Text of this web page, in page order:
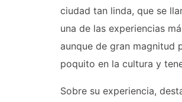
ciudad tan linda, que se
una de las experiencias
aunque de gran magnitud
poquito en la cultura y
Sobre su experiencia,